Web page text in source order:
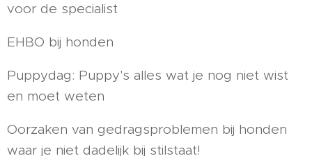
voor de specialist
EHBO bij honden
Puppydag: Puppy's alles wat je nog niet wist
en moet weten
Oorzaken van gedragsproblemen bij honden
waar je niet dadelijk bij stilstaat!